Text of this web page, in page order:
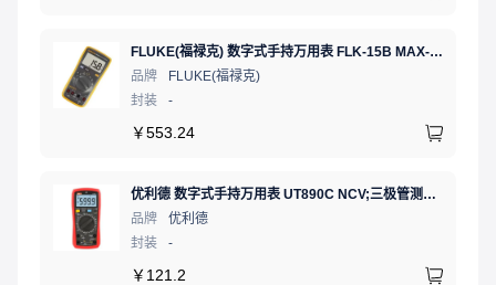
FLUKE(福禄克) 数字式手持万用表 FLK-15B MAX-01/CN 二极管测试;通断测试
品牌
FLUKE(福禄克)
封装
-
￥553.24
优利德 数字式手持万用表 UT890C NCV;三极管测试;二极管测试;火线辨别;真有效值;通断测试
品牌
优利德
封装
-
￥ 121.2